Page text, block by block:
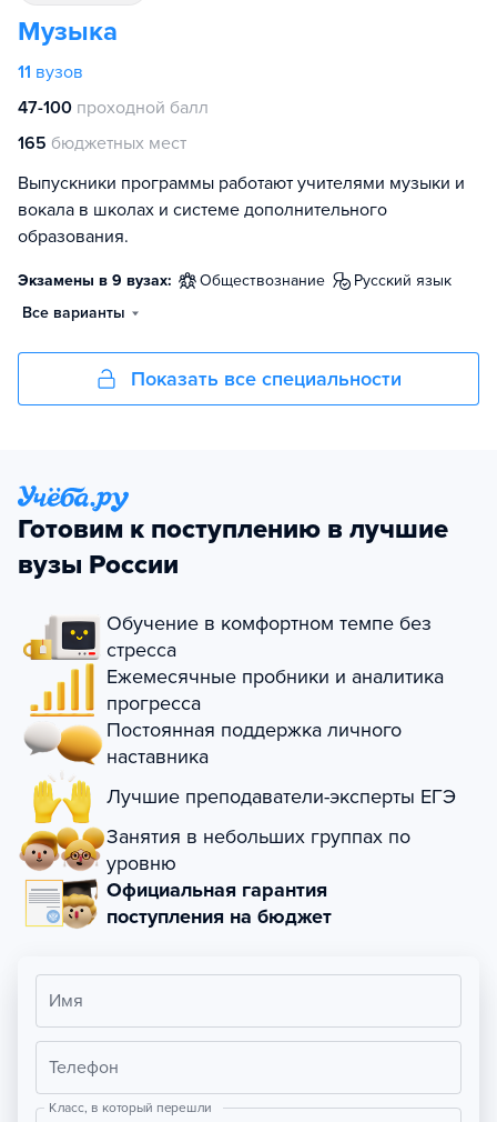
Музыка
11 вузов
47-100 проходной балл
165 бюджетных мест
Выпускники программы работают учителями музыки и
вокала в школах и системе дополнительного
образования.
Экзамены в 9 вузах: обществознание
русский язык
Все варианты
Показать все специальности
Готовим к поступлению в лучшие
вузы России
Обучение в комфортном темпе без
стресса
Ежемесячные пробники и аналитика
прогресса
Постоянная поддержка личного
наставника
Лучшие преподаватели-эксперты ЕГЭ
Занятия в небольших группах по
уровню
Официальная гарантия
поступления на бюджет
Имя
Телефон
Класс, в который перешли